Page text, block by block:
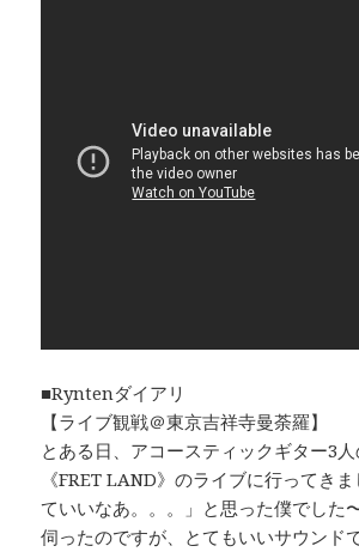
■Ryntenダイアリ
【ライブ観戦＠東京吉祥寺曼荼羅】
とある日、アコースティックギター3
《FRET LAND》のライブに行ってき
ていいなあ。。。」と思った僕でした
伺ったのですが、とてもいいサウンド